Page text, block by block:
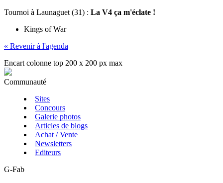
Tournoi à Launaguet (31) : La V4 ça m'éclate !
Kings of War
« Revenir à l'agenda
Encart colonne top 200 x 200 px max
Communauté
Sites
Concours
Galerie photos
Articles de blogs
Achat / Vente
Newsletters
Editeurs
G-Fab